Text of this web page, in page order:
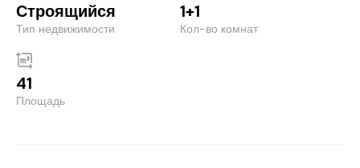
Строящийся
Тип недвижимости
1+1
Кол-во комнат
41
Площадь